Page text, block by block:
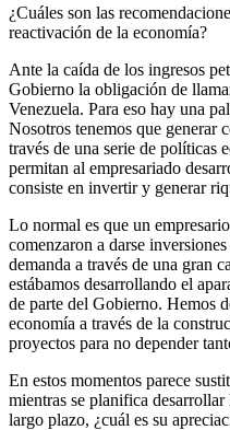
¿Cuáles son las
reactivación de la economía?
Ante la caída de los ingresos
Gobierno la obligación de
Venezuela. Para eso hay una
Nosotros tenemos que generar
través de una serie de políticas
permitan al empresariado
consiste en invertir y generar
Lo normal es que un
comenzaron a darse
demanda a través de una gran
estábamos desarrollando el
de parte del Gobierno. Hemos
economía a través de la
proyectos para no depender
En estos momentos parece
mientras se planifica
largo plazo, ¿cuál es su